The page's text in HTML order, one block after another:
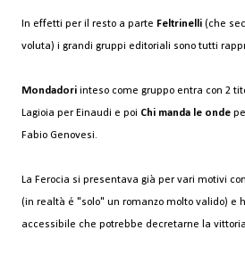
In effetti per il resto a parte Feltrinelli (che
voluta) i grandi gruppi editoriali sono tutti
Mondadori inteso come gruppo entra con 2
Lagioia per Einaudi e poi Chi manda le onde
Fabio Genovesi.
La Ferocia si presentava già per vari motivi
(in realtà é "solo" un romanzo molto valido) e
accessibile che potrebbe decretarne la